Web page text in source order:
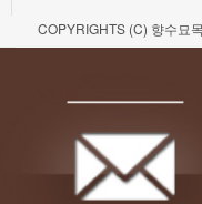
COPYRIGHTS (C) 향수묘